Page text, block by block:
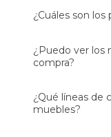
¿Cuáles son
¿Puedo ver los
compra?
¿Qué líneas de
muebles?